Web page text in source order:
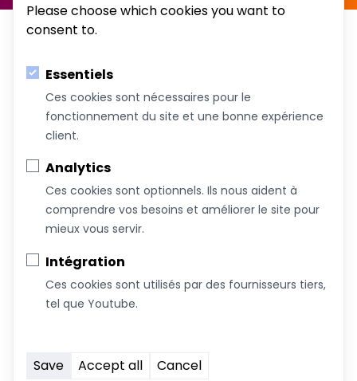
Au service du bien-être de votre famille!
Coachs &
Intervenants
ateliers et
formations
Devenez commanditaire
Please choose which cookies you want to
consent to.
Essentiels
Ces cookies sont nécessaires pour le
fonctionnement du site et une bonne expérience
client.
Analytics
Ces cookies sont optionnels. Ils nous aident à
comprendre vos besoins et améliorer le site pour
mieux vous servir.
Intégration
Ces cookies sont utilisés par des fournisseurs tiers,
tel que Youtube.
Save Accept all Cancel